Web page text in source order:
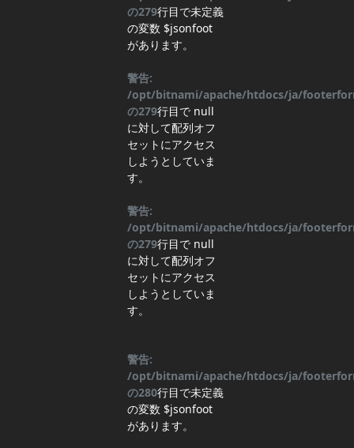
の279行目で未定義
の変数 $jsonfoot
があります。
警告:
/opt/bitnami/apache/htdocs/ja/
の279行目で null
に対して配列オフ
セットにアクセス
しようとしていま
す。
警告:
/opt/bitnami/apache/htdocs/ja/
の279行目で null
に対して配列オフ
セットにアクセス
しようとしていま
す。
警告:
/opt/bitnami/apache/htdocs/ja/
の280行目で未定義
の変数 $jsonfoot
があります。